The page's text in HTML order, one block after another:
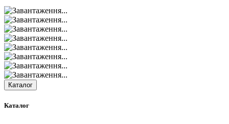
Каталог
Каталог